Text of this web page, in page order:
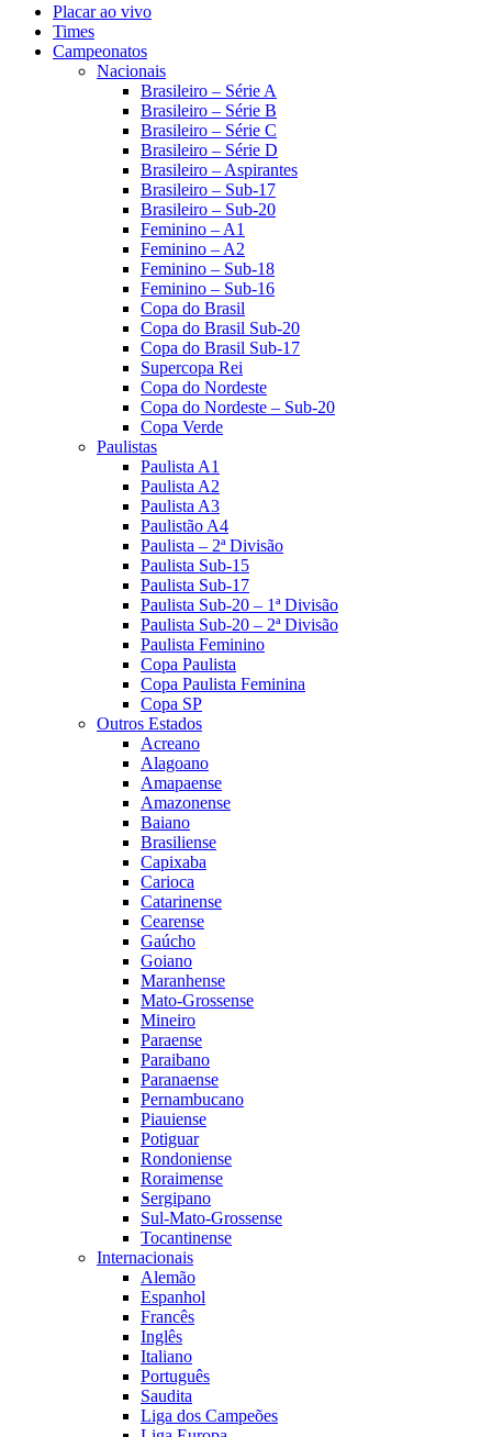
Placar ao vivo
Times
Campeonatos
Nacionais
Brasileiro – Série A
Brasileiro – Série B
Brasileiro – Série C
Brasileiro – Série D
Brasileiro – Aspirantes
Brasileiro – Sub-17
Brasileiro – Sub-20
Feminino – A1
Feminino – A2
Feminino – Sub-18
Feminino – Sub-16
Copa do Brasil
Copa do Brasil Sub-20
Copa do Brasil Sub-17
Supercopa Rei
Copa do Nordeste
Copa do Nordeste – Sub-20
Copa Verde
Paulistas
Paulista A1
Paulista A2
Paulista A3
Paulistão A4
Paulista – 2ª Divisão
Paulista Sub-15
Paulista Sub-17
Paulista Sub-20 – 1ª Divisão
Paulista Sub-20 – 2ª Divisão
Paulista Feminino
Copa Paulista
Copa Paulista Feminina
Copa SP
Outros Estados
Acreano
Alagoano
Amapaense
Amazonense
Baiano
Brasiliense
Capixaba
Carioca
Catarinense
Cearense
Gaúcho
Goiano
Maranhense
Mato-Grossense
Mineiro
Paraense
Paraibano
Paranaense
Pernambucano
Piauiense
Potiguar
Rondoniense
Roraimense
Sergipano
Sul-Mato-Grossense
Tocantinense
Internacionais
Alemão
Espanhol
Francês
Inglês
Italiano
Português
Saudita
Liga dos Campeões